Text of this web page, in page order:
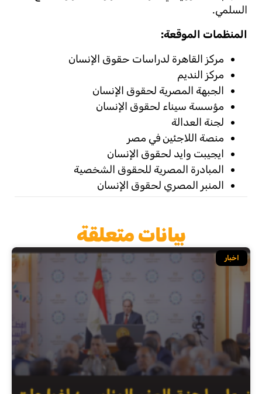
السلمي.
المنظمات الموقعة:
مركز القاهرة لدراسات حقوق الإنسان
مركز النديم
الجبهة المصرية لحقوق الإنسان
مؤسسة سيناء لحقوق الإنسان
لجنة العدالة
منصة اللاجئين في مصر
ايجيبت وايد لحقوق الإنسان
المبادرة المصرية للحقوق الشخصية
المنبر المصري لحقوق الإنسان
بيانات متعلقة
اخبار